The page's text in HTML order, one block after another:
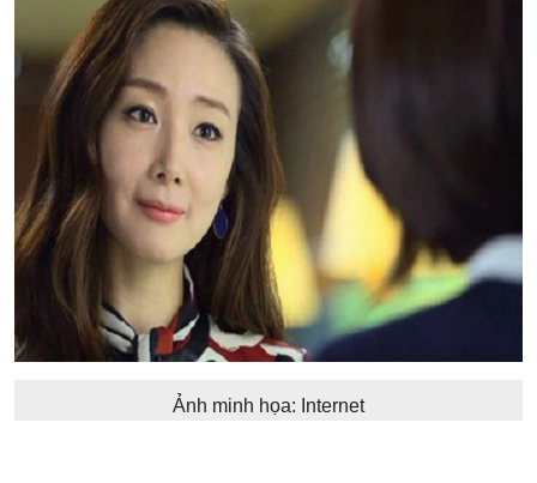
Ảnh minh họa: Internet